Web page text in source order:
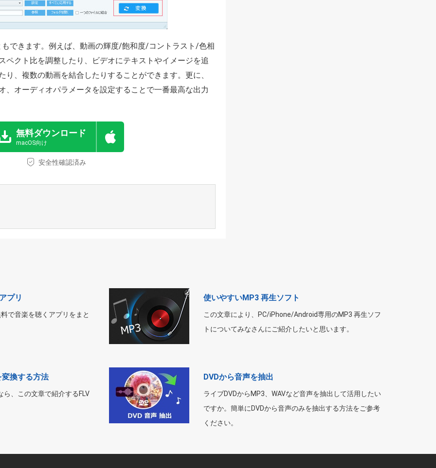
できます。例えば、動画の輝度/飽和度/コントラスト/色相
ペクト比を調整したり、ビデオにテキストやイメージを追
、複数の動画を結合したりすることができます。更に、
、オーディオパラメータを設定することで一番最高な出力
無料ダウンロード
macOS向け
安全性確認済み
プリ
で音楽を聴くアプリをまと
使いやすいMP3 再生ソフト
この文章により、PC/iPhone/Android専用のMP3 再生ソフ
トについてみなさんにご紹介したいと思います。
換する方法
ら、この文章で紹介するFLV
DVDから音声を抽出
ライブDVDからMP3、WAVなど音声を抽出して活用したい
ですか。簡単にDVDから音声のみを抽出する方法をご参考
ください。